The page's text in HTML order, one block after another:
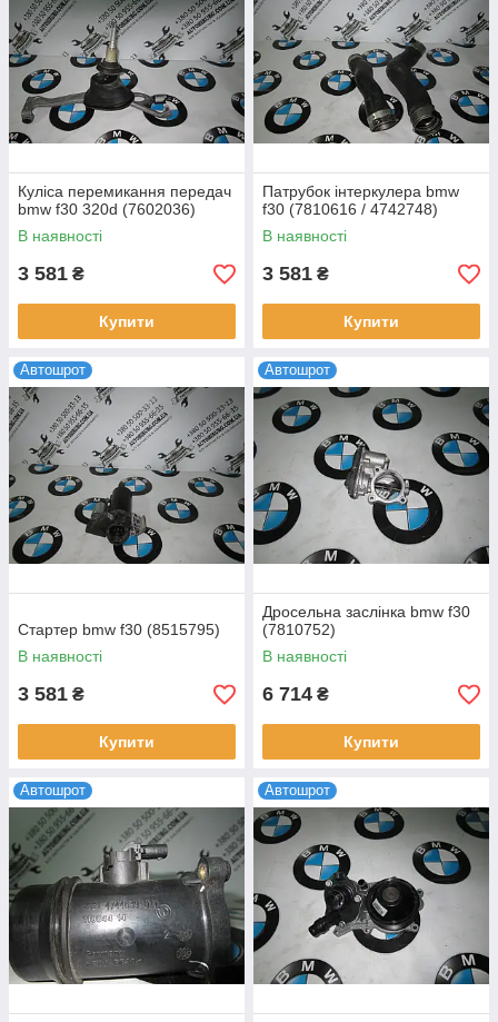
Куліса перемикання передач
bmw f30 320d (7602036)
В наявності
3 581 ₴
Купити
Патрубок інтеркулера bmw
f30 (7810616 / 4742748)
В наявності
3 581 ₴
Купити
Автошрот
Стартер bmw f30 (8515795)
В наявності
3 581 ₴
Купити
Автошрот
Дросельна заслінка bmw f30
(7810752)
В наявності
6 714 ₴
Купити
Автошрот Автошрот